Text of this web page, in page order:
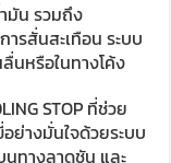
มัน รวมถึง
รสั่นสะเทือน ระบบ
นหรือในทางโค้ง
STOP ที่ช่วย
างมั่นใจด้วยระบบ
ทางลาดชัน และ